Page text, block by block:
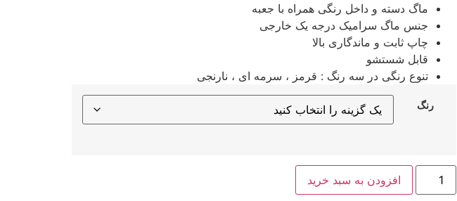
ماگ دسته و داخل رنگی همراه با جعبه
جنس ماگ سرامیک درجه یک خارجی
چاپ ثابت و ماندگاری بالا
قابل شستشو
تنوع رنگی در سه رنگ : قرمز ، سرمه ای ، نارنجی
رنگ
ماگ
طرح
پدر
افزودن به سبد خرید